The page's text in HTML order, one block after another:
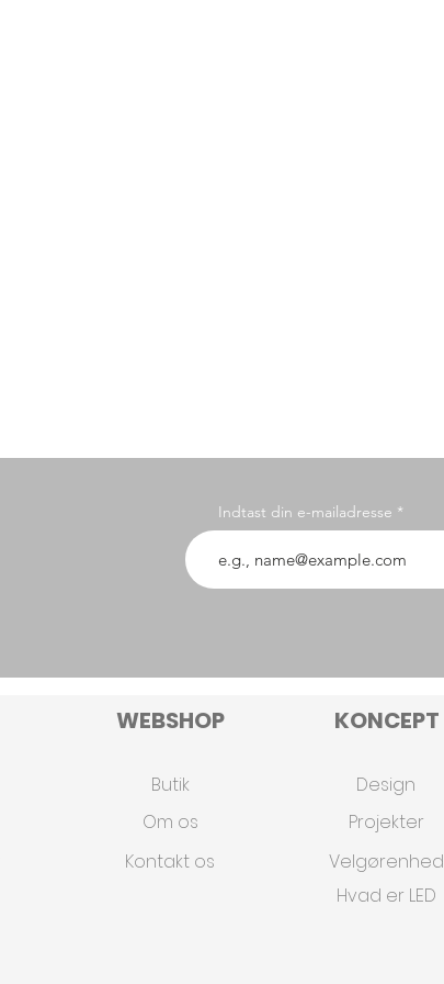
Indtast din e-mailadresse
WEBSHOP
Butik
Om os
Kontakt os
KONCEPT
Design
Projekter
Velgørenhed
Hvad er LED